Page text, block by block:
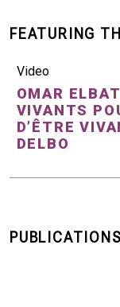
FEATURING
Video
OMAR
VIVANTS
D’ÊTRE
DELBO
PUBLICATIONS